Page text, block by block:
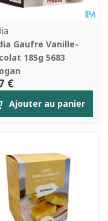
Gaufre Vanille-
185g 5683
€
Ajouter au panier